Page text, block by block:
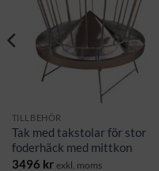
TILLBEHÖR
Tak med takstolar för stor
foderhäck med mittkon
3496 kr exkl. moms